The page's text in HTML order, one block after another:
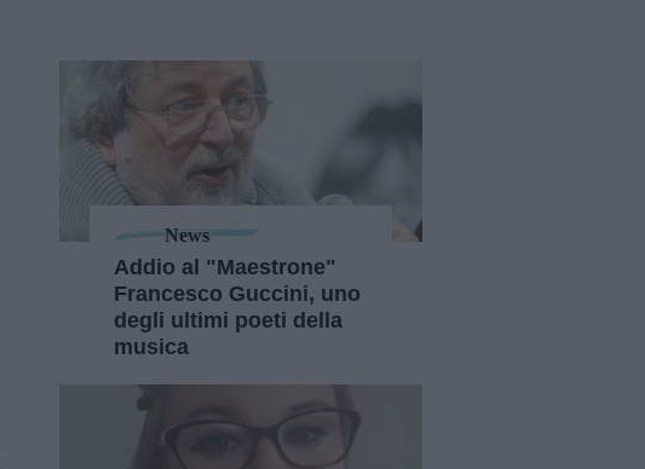
News
Addio al "Maestrone"
Francesco Guccini, uno
degli ultimi poeti della
musica